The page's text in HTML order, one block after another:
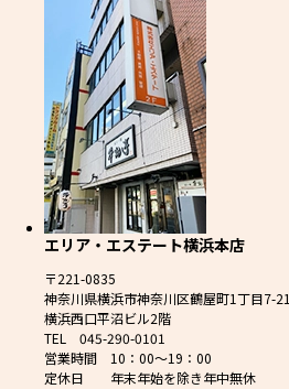
エリア・エステート横浜本店
〒221-0835
神奈川県横浜市神奈川区鶴屋町1丁目7-21
横浜西口平沼ビル2階
TEL 045-290-0101
営業時間 10：00～19：00
定休日 年末年始を除き年中無休